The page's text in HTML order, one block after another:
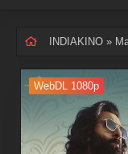
INDIAKINO »
WebDL 1080p